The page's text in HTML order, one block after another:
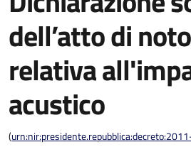
dell’atto di
relativa
acustico
(